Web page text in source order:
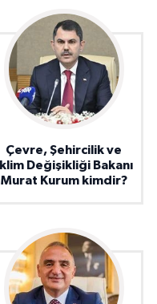
Çevre, Şehircilik ve
İklim Değişikliği Bakanı
Murat Kurum kimdir?